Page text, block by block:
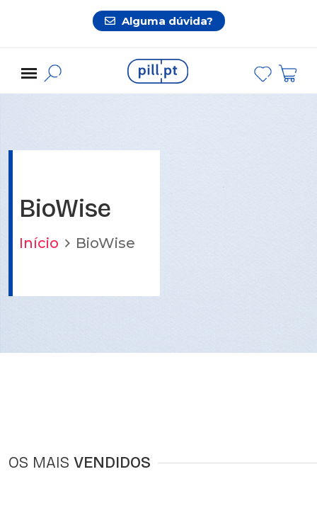
Alguma dúvida?
BioWise
Início BioWise
OS MAIS VENDIDOS